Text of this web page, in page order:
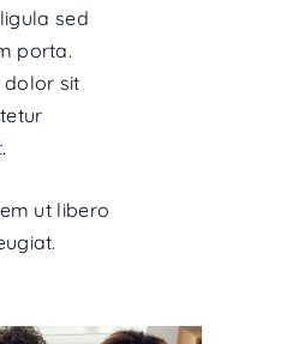
sed
porta.
dolor sit
ut libero